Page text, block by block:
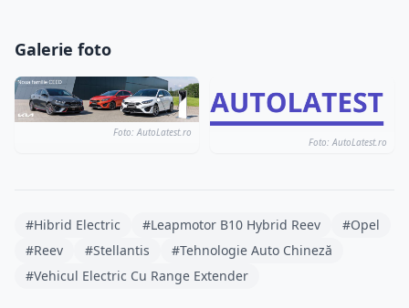
Galerie foto
Foto: AutoLatest.ro
Foto: AutoLatest.ro
#Hibrid Electric #Leapmotor B10 Hybrid Reev
#Opel
#Reev
#Stellantis
#Tehnologie Auto Chineză
#Vehicul Electric Cu Range Extender